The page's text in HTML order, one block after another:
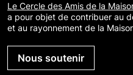
Le Cercle des Amis de la
a pour objet de contribuer au
et au rayonnement de la
Nous soutenir